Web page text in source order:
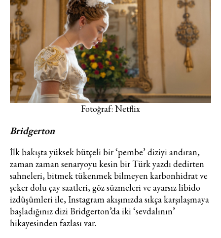
Fotoğraf: Netflix
Bridgerton
İlk bakışta yüksek bütçeli bir ‘pembe’ diziyi andıran,
zaman zaman senaryoyu kesin bir Türk yazdı dedirten
sahneleri, bitmek tükenmek bilmeyen karbonhidrat ve
şeker dolu çay saatleri, göz süzmeleri ve ayarsız libido
izdüşümleri ile, Instagram akışınızda sıkça karşılaşmaya
başladığınız dizi Bridgerton’da iki ‘sevdalının’
hikayesinden fazlası var.